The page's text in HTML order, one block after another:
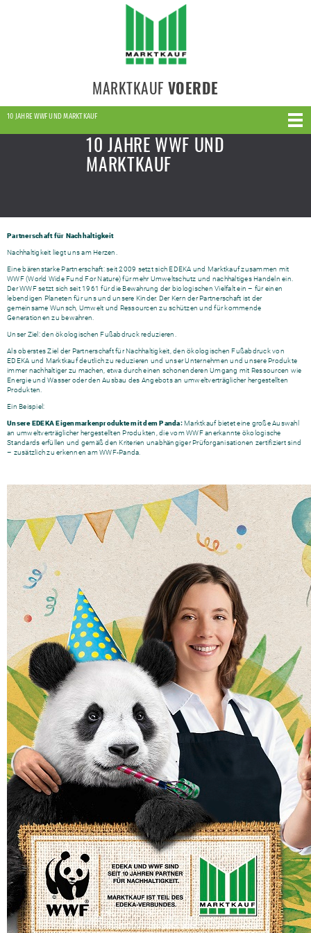
MARKTKAUF VOERDE
10 JAHRE WWF UND MARKTKAUF
10 JAHRE WWF UND
MARKTKAUF
Partnerschaft für Nachhaltigkeit
Nachhaltigkeit liegt uns am Herzen.
Eine bärenstarke Partnerschaft: seit 2009 setzt sich EDEKA und Marktkauf zusammen mit
WWF (World Wide Fund For Nature) für mehr Umweltschutz und nachhaltiges Handeln ein.
Der WWF setzt sich seit 1961 für die Bewahrung der biologischen Vielfalt ein – für einen
lebendigen Planeten für uns und unsere Kinder. Der Kern der Partnerschaft ist der
gemeinsame Wunsch, Umwelt und Ressourcen zu schützen und für kommende
Generationen zu bewahren.
Unser Ziel: den ökologischen Fußabdruck reduzieren.
Als oberstes Ziel der Partnerschaft für Nachhaltigkeit, den ökologischen Fußabdruck von
EDEKA und Marktkauf deutlich zu reduzieren und unser Unternehmen und unsere Produkte
immer nachhaltiger zu machen, etwa durch einen schonenderen Umgang mit Ressourcen wie
Energie und Wasser oder den Ausbau des Angebots an umweltverträglicher hergestellten
Produkten.
Ein Beispiel:
Unsere EDEKA Eigenmarkenprodukte mit dem Panda:Marktkauf bietet eine große Auswahl
an umweltverträglicher hergestellten Produkten, die vom WWF anerkannte ökologische
Standards erfüllen und gemäß den Kriterien unabhängiger Prüforganisationen zertifiziert sind
– zusätzlich zu erkennen am WWF-Panda.